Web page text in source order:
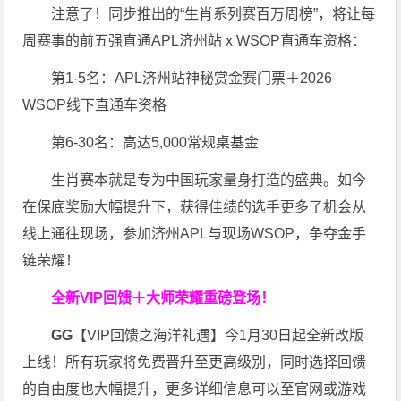
注意了！同步推出的“生肖系列赛百万周榜”，将让每
周赛事的前五强直通APL济州站 x WSOP直通车资格：
第1-5名：APL济州站神秘赏金赛门票＋2026
WSOP线下直通车资格
第6-30名：高达5,000常规桌基金
生肖赛本就是专为中国玩家量身打造的盛典。如今
在保底奖励大幅提升下，获得佳绩的选手更多了机会从
线上通往现场，参加济州APL与现场WSOP，争夺金手
链荣耀！
全新VIP回馈＋大师荣耀重磅登场！
GG 【VIP回馈之海洋礼遇】今1月30日起全新改版
上线！所有玩家将免费晋升至更高级别，同时选择回馈
的自由度也大幅提升，更多详细信息可以至官网或游戏